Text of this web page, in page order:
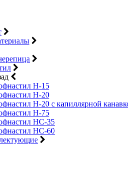
Н-15
Н-20
Н-20 с капиллярной
Н-75
НС-35
НС-60